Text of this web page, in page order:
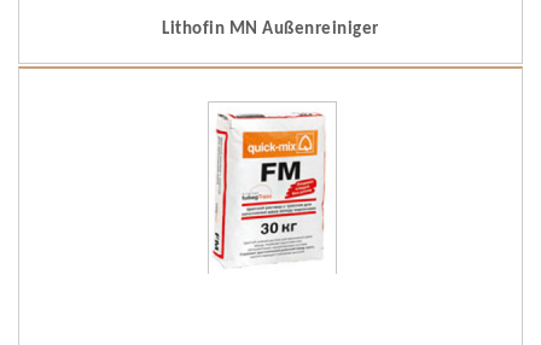
Lithofin MN Außenreiniger